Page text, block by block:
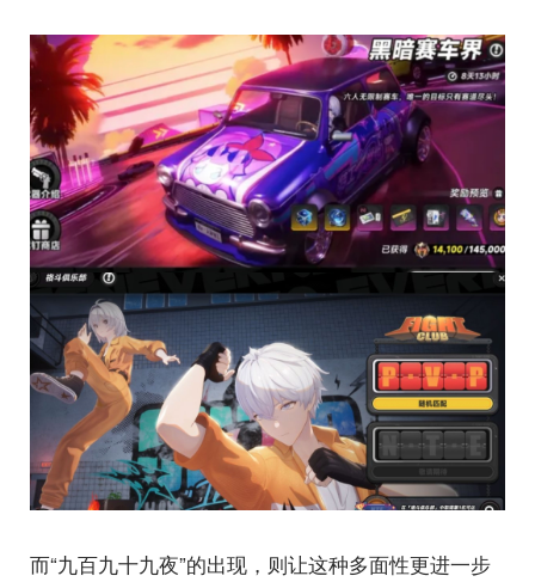
而“九百九十九夜”的出现，则让这种多面性更进一步